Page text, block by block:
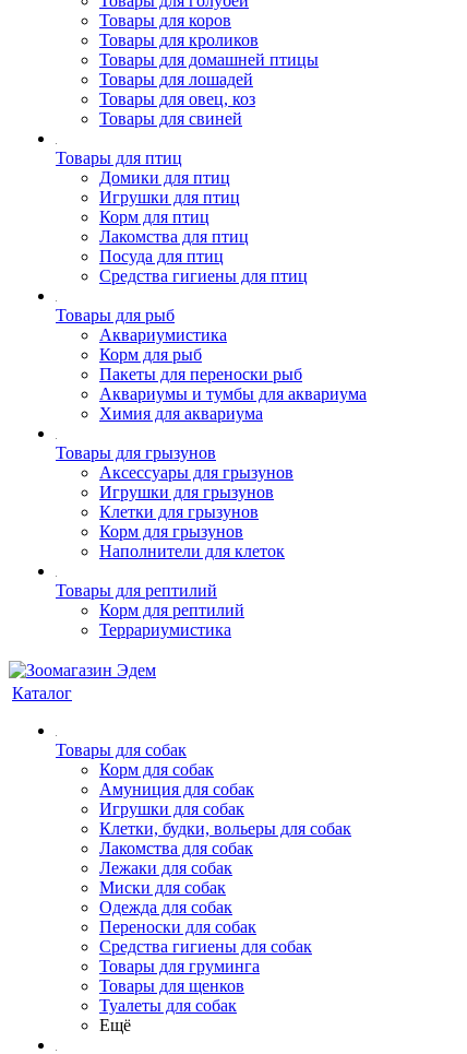
Товары для коров
Товары для кроликов
Товары для домашней птицы
Товары для лошадей
Товары для овец, коз
Товары для свиней
Товары для птиц
Домики для птиц
Игрушки для птиц
Корм для птиц
Лакомства для птиц
Посуда для птиц
Средства гигиены для птиц
Товары для рыб
Аквариумистика
Корм для рыб
Пакеты для переноски рыб
Аквариумы и тумбы для аквариума
Химия для аквариума
Товары для грызунов
Аксессуары для грызунов
Игрушки для грызунов
Клетки для грызунов
Корм для грызунов
Наполнители для клеток
Товары для рептилий
Корм для рептилий
Террариумистика
Каталог
Товары для собак
Корм для собак
Амуниция для собак
Игрушки для собак
Клетки, будки, вольеры для собак
Лакомства для собак
Лежаки для собак
Миски для собак
Одежда для собак
Переноски для собак
Средства гигиены для собак
Товары для груминга
Товары для щенков
Туалеты для собак
Ещё